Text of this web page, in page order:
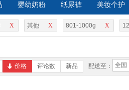
婴幼奶粉 纸尿裤 美妆个护
X X
其他 X
801-1000g
价格 评论数 新品 配送至： 全国